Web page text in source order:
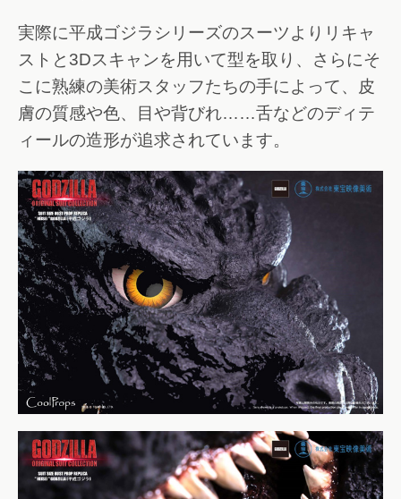
実際に平成ゴジラシリーズのスーツよりリキャ
ストと3Dスキャンを用いて型を取り、さらにそ
こに熟練の美術スタッフたちの手によって、皮
膚の質感や色、目や背びれ……舌などのディテ
ィールの造形が追求されています。